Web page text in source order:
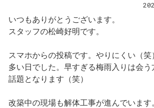
いつもありがとうございます。
スタッフの松崎好明です。
スマホからの投稿です。やりにくい（
多い日でした。早すぎる梅雨入りは会
話題となります（笑）
改築中の現場も解体工事が進んでいます